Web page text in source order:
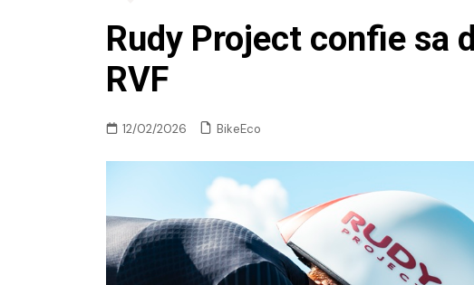
Rudy Project confie sa
RVF
12/02/2026 BikeEco